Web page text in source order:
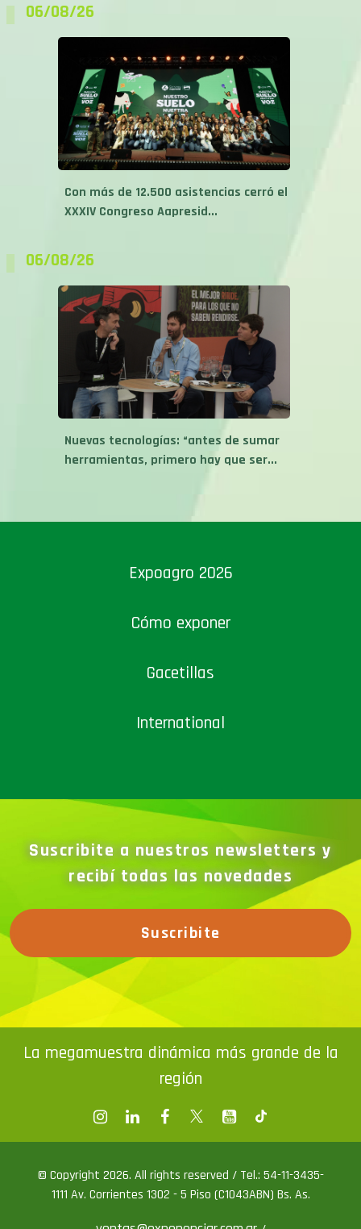
06/08/26
Con más de 12.500 asistencias cerró el
XXXIV Congreso Aapresid...
06/08/26
Nuevas tecnologías: “antes de sumar
herramientas, primero hay que ser...
Expoagro 2026
Cómo exponer
Gacetillas
International
Suscribite a nuestros newsletters y
recibí todas las novedades
Suscribite
La megamuestra dinámica más grande de la
región
© Copyright 2026. All rights reserved / Tel.: 54-11-3435-
1111 Av. Corrientes 1302 - 5 Piso (C1043ABN) Bs. As.